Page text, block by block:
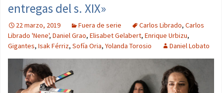
entregas del s. XIX»
22 marzo, 2019 Fuera de serie Carlos Librado, Carlos
Librado 'Nene', Daniel Grao, Elisabet Gelabert, Enrique Urbizu,
Gigantes, Isak Férriz, Sofía Oria, Yolanda Torosio Daniel Lobato